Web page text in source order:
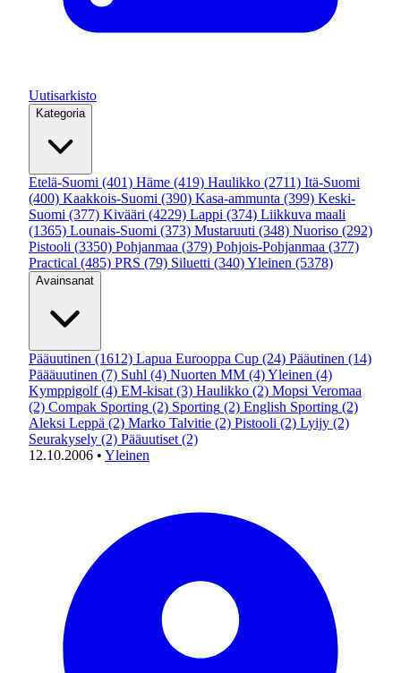
Uutisarkisto
Kategoria
Etelä-Suomi (401) Häme (419) Haulikko (2711) Itä-Suomi
(400) Kaakkois-Suomi (390) Kasa-ammunta (399) Keski-
Suomi (377) Kivääri (4229) Lappi (374) Liikkuva maali
(1365) Lounais-Suomi (373) Mustaruuti (348) Nuoriso (292)
Pistooli (3350) Pohjanmaa (379) Pohjois-Pohjanmaa (377)
Practical (485) PRS (79) Siluetti (340)Yleinen (5378)
Avainsanat
Pääuutinen (1612) Lapua Eurooppa Cup (24) Pääutinen (14)
Päääuutinen (7) Suhl (4) Nuorten MM (4)Yleinen (4)
Kymppigolf (4) EM-kisat (3) Haulikko (2) Mopsi Veromaa
(2) Compak Sporting (2) Sporting (2) English Sporting (2)
Aleksi Leppä (2) Marko Talvitie (2) Pistooli (2) Lyijy (2)
Seurakysely (2) Pääuutiset (2)
12.10.2006 • Yleinen